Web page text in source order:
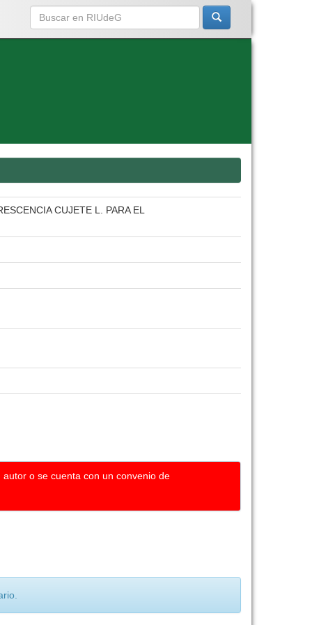
CUJETE L. PARA EL
o se cuenta con un convenio de